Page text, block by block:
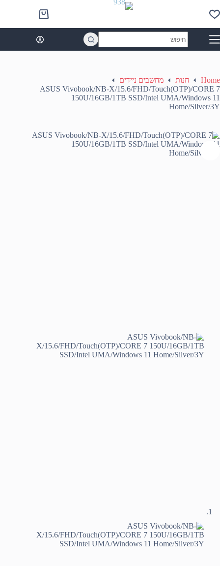
to
content
Shopping
cart
results
Home חנות
מחשבים ניידים
ASUS Vivobook/NB-X/15.6/FHD/Touch(OTP)/CORE 7
150U/16GB/1TB SSD/Intel UMA/Windows 11
Home/Silver/3Y